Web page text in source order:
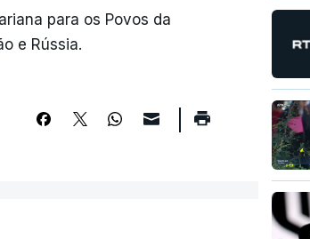
para os Povos da
e Rússia.